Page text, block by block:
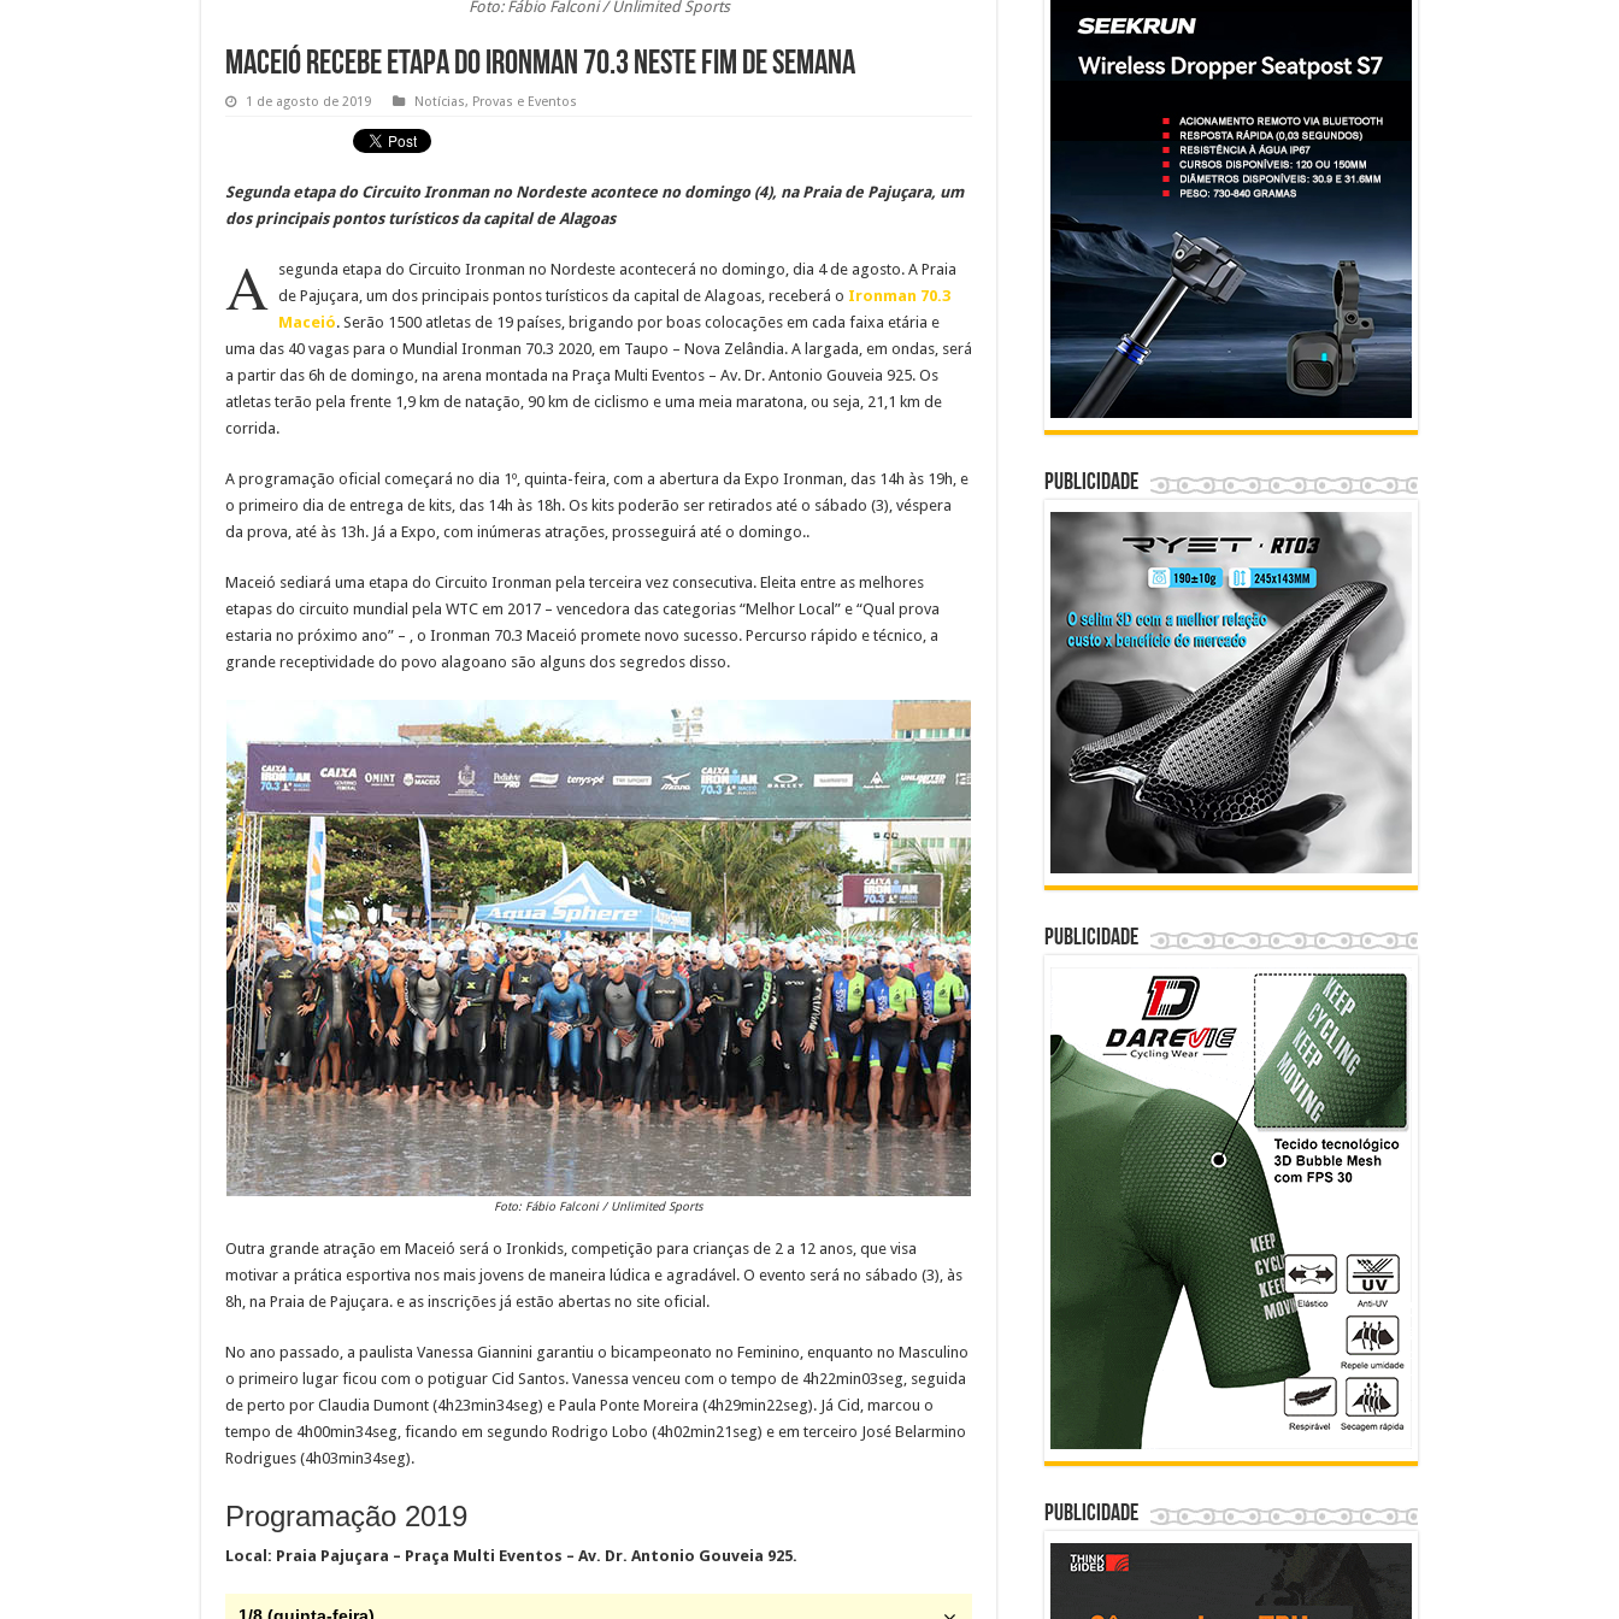
Foto: Fábio Falconi / Unlimited Sports
Maceió recebe etapa do Ironman 70.3 neste fim de semana
1 de agosto de 2019 Notícias, Provas e Eventos
Segunda etapa do Circuito Ironman no Nordeste acontece no domingo (4), na Praia de Pajuçara, um
dos principais pontos turísticos da capital de Alagoas
A segunda etapa do Circuito Ironman no Nordeste acontecerá no domingo, dia 4 de agosto. A Praia
de Pajuçara, um dos principais pontos turísticos da capital de Alagoas, receberá o Ironman 70.3
Maceió. Serão 1500 atletas de 19 países, brigando por boas colocações em cada faixa etária e
uma das 40 vagas para o Mundial Ironman 70.3 2020, em Taupo – Nova Zelândia. A largada, em ondas, será
a partir das 6h de domingo, na arena montada na Praça Multi Eventos – Av. Dr. Antonio Gouveia 925. Os
atletas terão pela frente 1,9 km de natação, 90 km de ciclismo e uma meia maratona, ou seja, 21,1 km de
corrida.
A programação oficial começará no dia 1º, quinta-feira, com a abertura da Expo Ironman, das 14h às 19h, e
o primeiro dia de entrega de kits, das 14h às 18h. Os kits poderão ser retirados até o sábado (3), véspera
da prova, até às 13h. Já a Expo, com inúmeras atrações, prosseguirá até o domingo..
Maceió sediará uma etapa do Circuito Ironman pela terceira vez consecutiva. Eleita entre as melhores
etapas do circuito mundial pela WTC em 2017 – vencedora das categorias “Melhor Local” e “Qual prova
estaria no próximo ano” – , o Ironman 70.3 Maceió promete novo sucesso. Percurso rápido e técnico, a
grande receptividade do povo alagoano são alguns dos segredos disso.
Foto: Fábio Falconi / Unlimited Sports
Outra grande atração em Maceió será o Ironkids, competição para crianças de 2 a 12 anos, que visa
motivar a prática esportiva nos mais jovens de maneira lúdica e agradável. O evento será no sábado (3), às
8h, na Praia de Pajuçara. e as inscrições já estão abertas no site oficial.
No ano passado, a paulista Vanessa Giannini garantiu o bicampeonato no Feminino, enquanto no Masculino
o primeiro lugar ficou com o potiguar Cid Santos. Vanessa venceu com o tempo de 4h22min03seg, seguida
de perto por Claudia Dumont (4h23min34seg) e Paula Ponte Moreira (4h29min22seg). Já Cid, marcou o
tempo de 4h00min34seg, ficando em segundo Rodrigo Lobo (4h02min21seg) e em terceiro José Belarmino
Rodrigues (4h03min34seg).
Programação 2019
Local: Praia Pajuçara – Praça Multi Eventos – Av. Dr. Antonio Gouveia 925.
Publicidade
Publicidade
Publicidade